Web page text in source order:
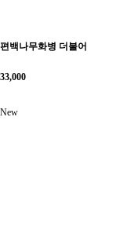
편백나무화병 더불어
33,000
New